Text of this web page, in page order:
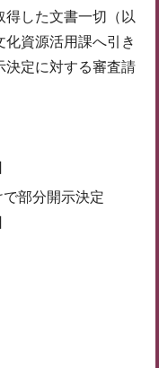
得した文書一切（以
化資源活用課へ引き
決定に対する審査請
部分開示決定